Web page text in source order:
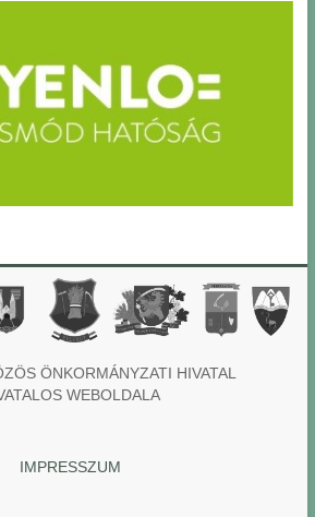
ÖNKORMÁNYZATI HIVATAL
WEBOLDALA
IMPRESSZUM